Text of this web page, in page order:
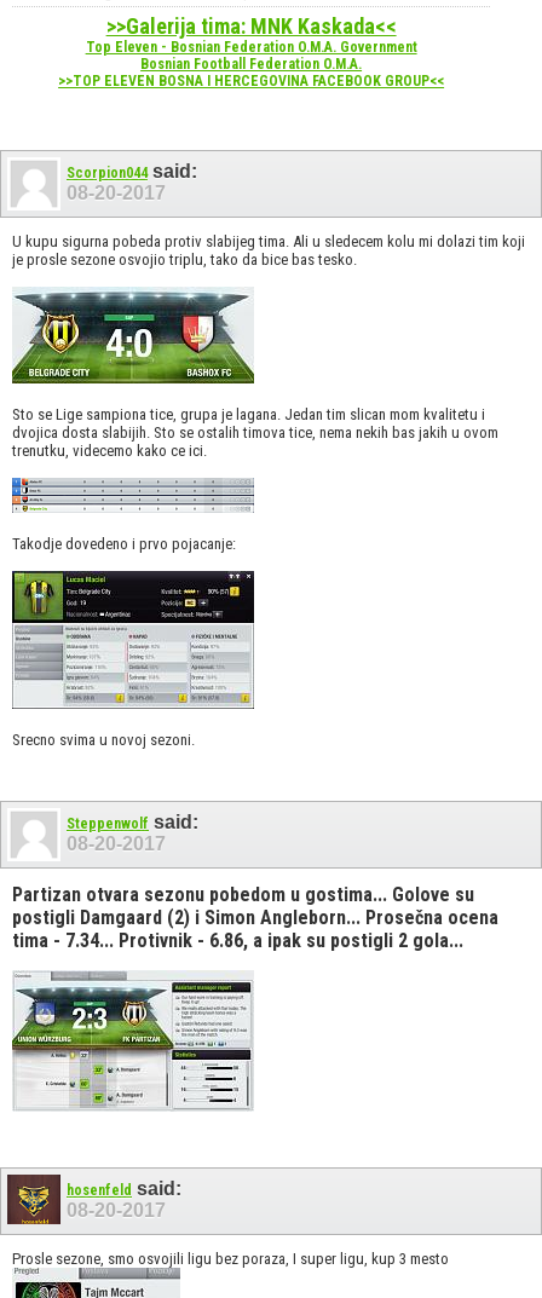
>>Galerija tima: MNK Kaskada<<
Top Eleven - Bosnian Federation O.M.A. Government
Bosnian Football Federation O.M.A.
>>TOP ELEVEN BOSNA I HERCEGOVINA FACEBOOK GROUP<<
Scorpion044said:
08-20-2017
U kupu sigurna pobeda protiv slabijeg tima. Ali u sledecem kolu mi dolazi tim koji
je prosle sezone osvojio triplu, tako da bice bas tesko.
Sto se Lige sampiona tice, grupa je lagana. Jedan tim slican mom kvalitetu i
dvojica dosta slabijih. Sto se ostalih timova tice, nema nekih bas jakih u ovom
trenutku, videcemo kako ce ici.
Takodje dovedeno i prvo pojacanje:
Srecno svima u novoj sezoni.
Steppenwolf said:
08-20-2017
Partizan otvara sezonu pobedom u gostima... Golove su
postigli Damgaard (2) i Simon Angleborn... Prosečna ocena
tima - 7.34... Protivnik - 6.86, a ipak su postigli 2 gola...
hosenfeld said:
08-20-2017
Prosle sezone, smo osvojili ligu bez poraza, I super ligu, kup 3 mesto